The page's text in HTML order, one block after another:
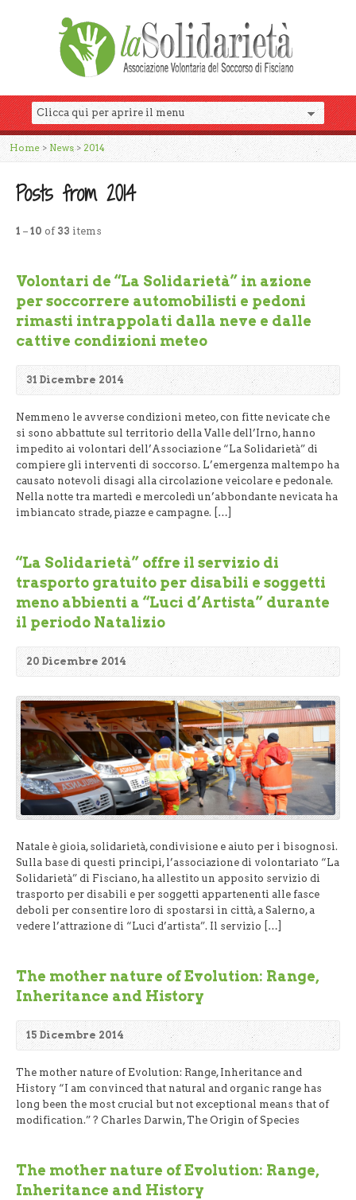
Home> News> 2014
Posts from 2014
1 – 10 of 33 items
Volontari de “La Solidarietà” in azione
per soccorrere automobilisti e pedoni
rimasti intrappolati dalla neve e dalle
cattive condizioni meteo
31 Dicembre 2014
Nemmeno le avverse condizioni meteo, con fitte nevicate che
si sono abbattute sul territorio della Valle dell’Irno, hanno
impedito ai volontari dell’Associazione “La Solidarietà” di
compiere gli interventi di soccorso. L’emergenza maltempo ha
causato notevoli disagi alla circolazione veicolare e pedonale.
Nella notte tra martedì e mercoledì un’abbondante nevicata ha
imbiancato strade, piazze e campagne. […]
“La Solidarietà” offre il servizio di
trasporto gratuito per disabili e soggetti
meno abbienti a “Luci d’Artista” durante
il periodo Natalizio
20 Dicembre 2014
Natale è gioia, solidarietà, condivisione e aiuto per i bisognosi.
Sulla base di questi principi, l’associazione di volontariato “La
Solidarietà” di Fisciano, ha allestito un apposito servizio di
trasporto per disabili e per soggetti appartenenti alle fasce
deboli per consentire loro di spostarsi in città, a Salerno, a
vedere l’attrazione di “Luci d’artista”. Il servizio […]
The mother nature of Evolution: Range,
Inheritance and History
15 Dicembre 2014
The mother nature of Evolution: Range, Inheritance and
History “I am convinced that natural and organic range has
long been the most crucial but not exceptional means that of
modification.” ? Charles Darwin, The Origin of Species
The mother nature of Evolution: Range,
Inheritance and History